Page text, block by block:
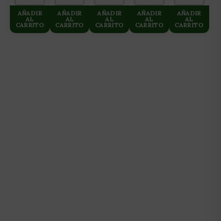
AÑADIR
AL
CARRITO
AÑADIR
AL
CARRITO
EXPANDIDA
8×16)
AÑADIR
AL
CARRITO
AÑADIR
AL
CARRITO
AÑADIR
AL
CARRITO